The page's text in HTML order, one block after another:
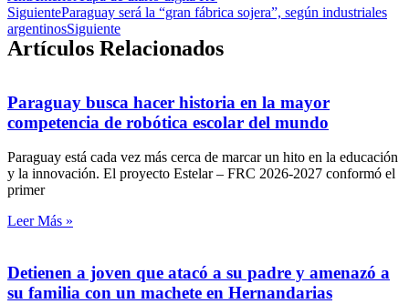
SiguienteParaguay será la “gran fábrica sojera”, según industriales
argentinosSiguiente
Artículos Relacionados
Paraguay busca hacer historia en la mayor
competencia de robótica escolar del mundo
Paraguay está cada vez más cerca de marcar un hito en la educación
y la innovación. El proyecto Estelar – FRC 2026-2027 conformó el
primer
Leer Más »
Detienen a joven que atacó a su padre y amenazó a
su familia con un machete en Hernandarias